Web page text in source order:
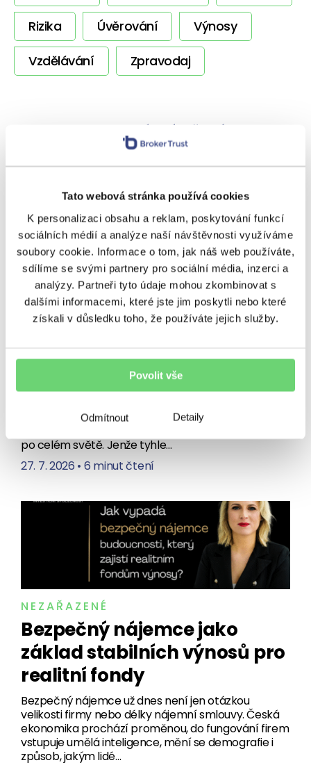
Detaily
Tato webová stránka používá cookies
K personalizaci obsahu a reklam, poskytování funkcí
sociálních médií a analýze naší návštěvnosti využíváme
soubory cookie. Informace o tom, jak náš web používáte,
sdílíme se svými partnery pro sociální média, inzerci a
analýzy. Partneři tyto údaje mohou zkombinovat s
dalšími informacemi, které jste jim poskytli nebo které
získali v důsledku toho, že používáte jejich služby.
Povolit vše
Odmítnout
Rizika Úvěrování
Výnosy
Vzdělávání
Zpravodaj
SOUVISEJÍCÍ ČLÁNKY
VÝNOSY
Chytit je všechny? Jako
investici ne. Spekulace
s Pokémon kartami se utrhly
proč do nich teď neinvestovat. Pikachu, Charizard
po celém světě. Jenže tyhle…
27. 7. 2026 • 6 minut čtení
NEZAŘAZENÉ
Bezpečný nájemce jako
základ stabilních výnosů pro
realitní fondy
Bezpečný nájemce už dnes není jen otázkou
velikosti firmy nebo délky nájemní smlouvy. Česká
ekonomika prochází proměnou, do fungování firem
vstupuje umělá inteligence, mění se demografie i
způsob, jakým lidé…